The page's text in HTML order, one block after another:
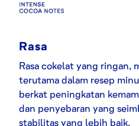
Rasa
Rasa cokelat yang ringan,
terutama dalam resep
berkat peningkatan
dan penyebaran yang
stabilitas yang lebih baik.